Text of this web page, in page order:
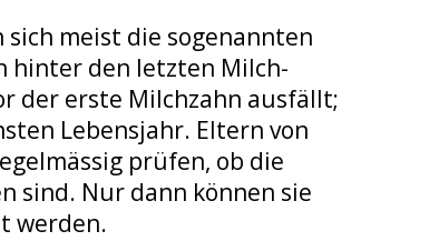
sich meist die sogenannten
hinter den letzten Milch-
der erste Milchzahn ausfällt;
Lebensjahr. Eltern von
prüfen, ob die
sind. Nur dann können sie
werden.